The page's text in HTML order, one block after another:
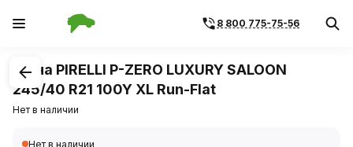
8 800 775-75-56
1/1
Шина PIRELLI P-ZERO LUXURY SALOON
245/40 R21 100Y XL Run-Flat
Нет в наличии
Нет в наличии